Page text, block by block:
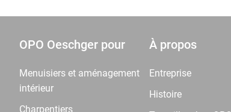
OPO Oeschger pour
Menuisiers et aménagement
intérieur
Charpentiers
À propos
Entreprise
Histoire